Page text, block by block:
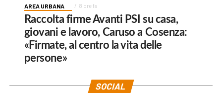
AREA URBANA 8 ore fa
Raccolta firme Avanti PSI su casa,
giovani e lavoro, Caruso a Cosenza:
«Firmate, al centro la vita delle
persone»
SOCIAL